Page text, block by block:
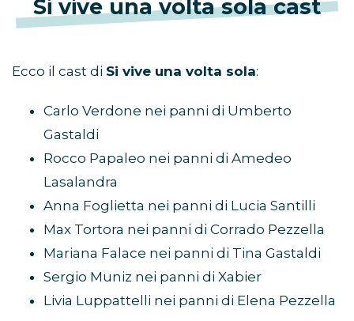
Si vive una volta sola cast
Ecco il cast di Si vive una volta sola:
Carlo Verdone nei panni di Umberto
Gastaldi
Rocco Papaleo nei panni di Amedeo
Lasalandra
Anna Foglietta nei panni di Lucia Santilli
Max Tortora nei panni di Corrado Pezzella
Mariana Falace nei panni di Tina Gastaldi
Sergio Muniz nei panni di Xabier
Livia Luppattelli nei panni di Elena Pezzella